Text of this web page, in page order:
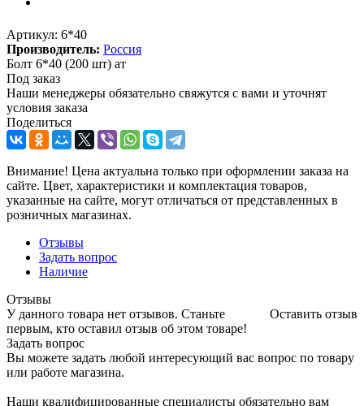
Артикул: 6*40
Производитель: Россия
Болт 6*40 (200 шт) ат
Под заказ
Наши менеджеры обязательно свяжутся с вами и уточнят
условия заказа
Поделиться
Внимание! Цена актуальна только при оформлении заказа на
сайте. Цвет, характеристики и комплектация товаров,
указанные на сайте, могут отличаться от представленных в
розничных магазинах.
Отзывы
Задать вопрос
Наличие
Отзывы
Оставить отзыв
У данного товара нет отзывов. Станьте
первым, кто оставил отзыв об этом товаре!
Задать вопрос
Вы можете задать любой интересующий вас вопрос по товару
или работе магазина.
Наши квалифицированные специалисты обязательно вам